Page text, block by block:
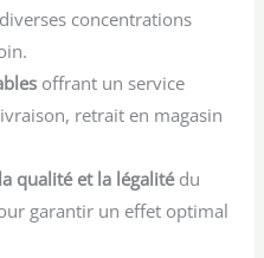
concentrations
offrant un service
retrait en magasin
qualité et la légalitédu
garantir un effet optimal